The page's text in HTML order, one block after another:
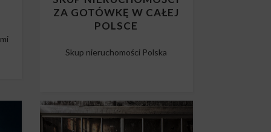
ZA GOTÓWKĘ W CAŁEJ
POLSCE
Skup nieruchomości Polska